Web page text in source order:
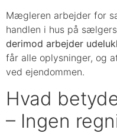
Mægleren arbejder for
handlen i hus på
derimod arbejder
får alle oplysninger, og
ved ejendommen.
Hvad
– Ingen